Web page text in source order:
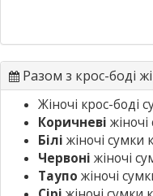
Разом з крос-боді
Жіночі крос-боді
Коричневі
Білі жіночі сумки
Червоні жіночі
Таупо жіночі